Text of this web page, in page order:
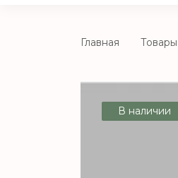
Главная Товары
В наличии